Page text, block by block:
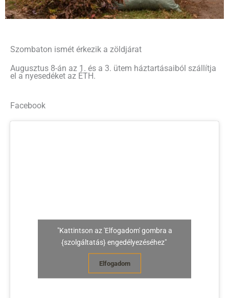
Szombaton ismét érkezik a zöldjárat
Augusztus 8-án az 1. és a 3. ütem háztartásaiból szállítja
el a nyesedéket az ÉTH.
Facebook
"Kattintson az 'Elfogadom' gombra a
{szolgáltatás} engedélyezéséhez"
Elfogadom